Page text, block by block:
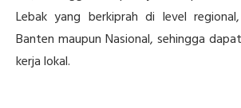
Lebak yang berkiprah di level
Banten maupun Nasional, sehingga
kerja lokal.